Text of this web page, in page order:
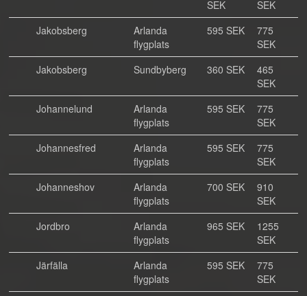
SEK
SEK
Jakobsberg
Arlanda
flygplats
595 SEK
775
SEK
Jakobsberg
Sundbyberg 360 SEK
465
SEK
Johannelund
Arlanda
flygplats
595 SEK
775
SEK
Johannesfred
Arlanda
flygplats
595 SEK
775
SEK
Johanneshov
Arlanda
flygplats
700 SEK
910
SEK
Jordbro
Arlanda
flygplats
965 SEK
1255
SEK
Järfälla
Arlanda
flygplats
595 SEK
775
SEK